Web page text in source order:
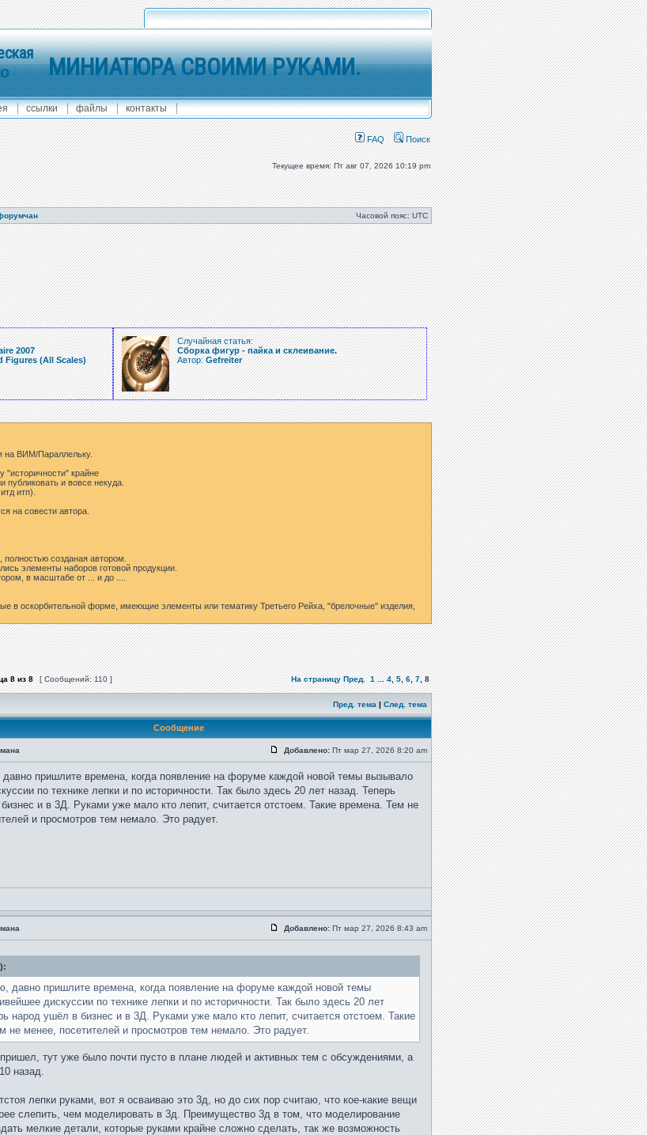
МИНИАТЮРА СВОИМИ РУКАМИ.
ссылки файлы контакты
FAQ Поиск
Текущее время: Пт авг 07, 2026 10:19 pm
Часовой пояс: UTC
2007
Figures (All Scales)
Случайная статья:
Сборка фигур - пайка и склеивание.
Автор:Gefreiter
на ВИМ/Параллельку.
"историчности" крайне
публиковать и вовсе некуда.
итп).
на совести автора.
созданая автором.
элементы наборов готовой продукции.
в масштабе от ... и до ....
в оскорбительной форме, имеющие элементы или тематику Третьего Рейха, "брелочные" изделия,
8из8 [ Сообщений: 110 ] На страницу Пред. 1...4,5,6,7,8
Пред. тема | След. тема
Сообщение
Добавлено: Пт мар 27, 2026 8:20 am
пришлите времена, когда появление на форуме каждой новой темы вызывало
по технике лепки и по историчности. Так было здесь 20 лет назад. Теперь
и в 3Д. Руками уже мало кто лепит, считается отстоем. Такие времена. Тем не
и просмотров тем немало. Это радует.
Добавлено: Пт мар 27, 2026 8:43 am
давно пришлите времена, когда появление на форуме каждой новой темы
дискуссии по технике лепки и по историчности. Так было здесь 20 лет
народ ушёл в бизнес и в 3Д. Руками уже мало кто лепит, считается отстоем. Такие
не менее, посетителей и просмотров тем немало. Это радует.
тут уже было почти пусто в плане людей и активных тем с обсуждениями, а
назад.
лепки руками, вот я осваиваю это 3д, но до сих пор считаю, что кое-какие вещи
слепить, чем моделировать в 3д. Преимущество 3д в том, что моделирование
мелкие детали, которые руками крайне сложно сделать, так же возможность